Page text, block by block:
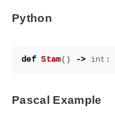
Python
def Stam() -> int :
Pascal Example